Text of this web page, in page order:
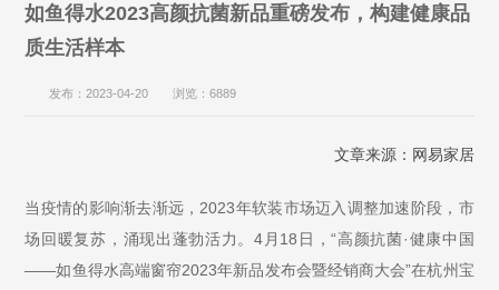
如鱼得水2023高颜抗菌新品重磅发布，构建健康品
质生活样本
发布：2023-04-20 浏览：6889
文章来源：网易家居
当疫情的影响渐去渐远，2023年软装市场迈入调整加速阶段，市
场回暖复苏，涌现出蓬勃活力。4月18日，“高颜抗菌·健康中国
——如鱼得水高端窗帘2023年新品发布会暨经销商大会”在杭州宝